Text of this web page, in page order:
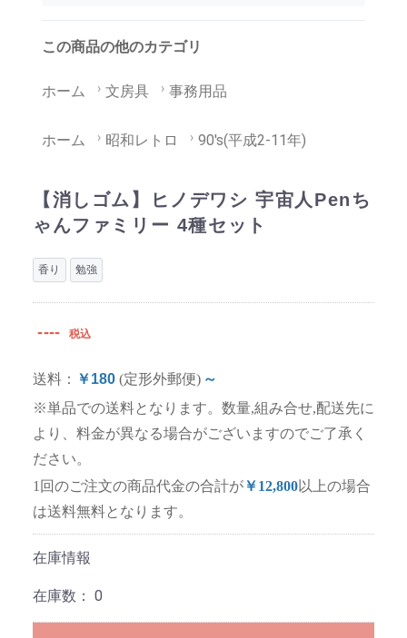
この商品の他のカテゴリ
ホーム 文房具 事務用品
ホーム 昭和レトロ 90's(平成2-11年)
【消しゴム】ヒノデワシ 宇宙人Penち
ゃんファミリー 4種セット
香り 勉強
---- 税込
送料： ￥180 (定形外郵便) ～
※単品での送料となります。数量,組み合せ,配送先に
より、料金が異なる場合がございますのでご了承く
ださい。
1回のご注文の商品代金の合計が￥12,800以上の場合
は送料無料となります。
在庫情報
在庫数： 0